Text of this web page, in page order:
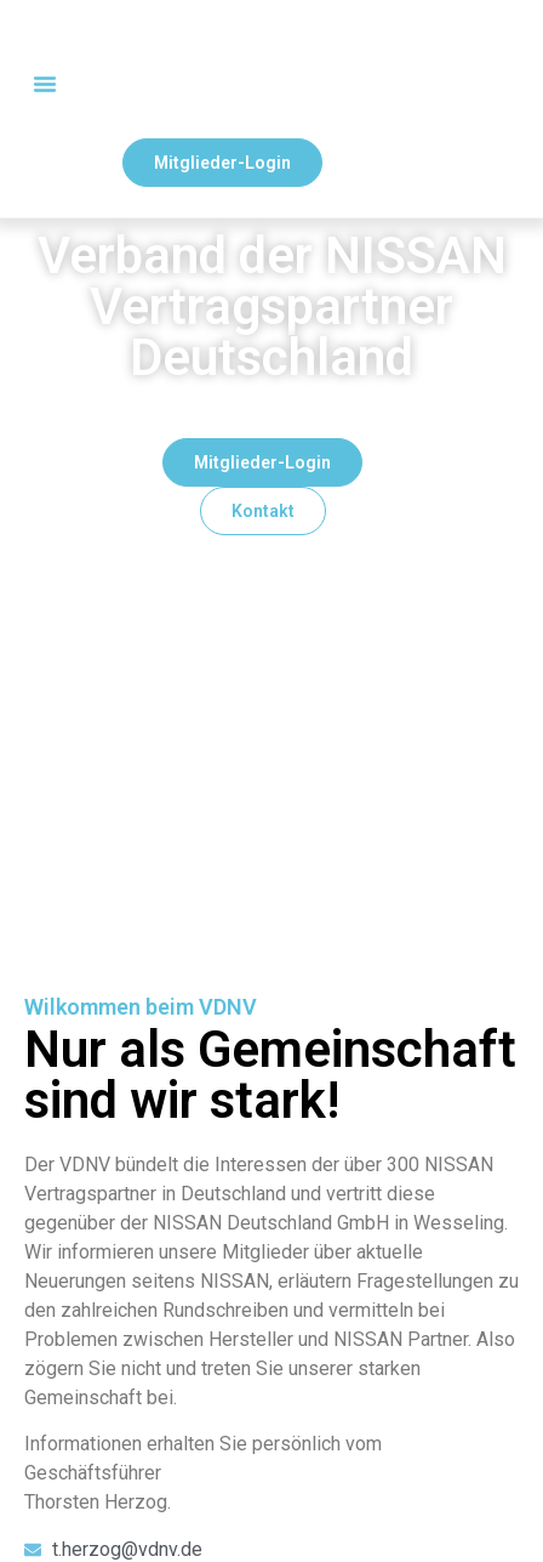
Mitglieder-Login
Verband der NISSAN
Vertragspartner
Deutschland
Mitglieder-Login
Kontakt
Wilkommen beim VDNV
Nur als Gemeinschaft
sind wir stark!
Der VDNV bündelt die Interessen der über 300 NISSAN
Vertragspartner in Deutschland und vertritt diese
gegenüber der NISSAN Deutschland GmbH in Wesseling.
Wir informieren unsere Mitglieder über aktuelle
Neuerungen seitens NISSAN, erläutern Fragestellungen zu
den zahlreichen Rundschreiben und vermitteln bei
Problemen zwischen Hersteller und NISSAN Partner. Also
zögern Sie nicht und treten Sie unserer starken
Gemeinschaft bei.
Informationen erhalten Sie persönlich vom
Geschäftsführer
Thorsten Herzog.
t.herzog@vdnv.de